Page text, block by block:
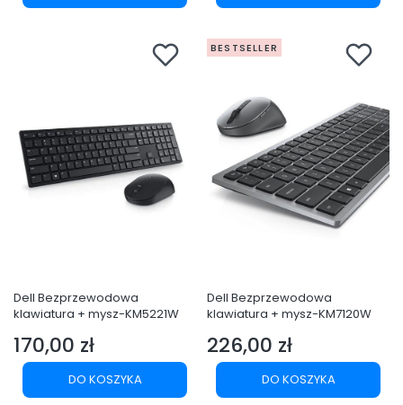
Dell Bezprzewodowa
klawiatura + mysz-KM5221W
Cena
170,00 zł
DO KOSZYKA
BESTSELLER
Dell Bezprzewodowa
klawiatura + mysz-KM7120W
Cena
226,00 zł
DO KOSZYKA